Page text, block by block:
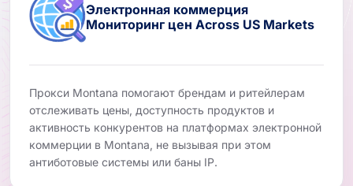
Электронная коммерция
Мониторинг цен Across US Markets
Прокси Montana помогают брендам и ритейлерам
отслеживать цены, доступность продуктов и
активность конкурентов на платформах электронной
коммерции в Montana, не вызывая при этом
антиботовые системы или баны IP.